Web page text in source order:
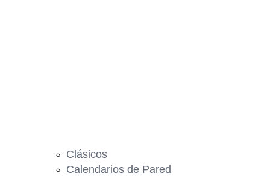
Clásicos
Calendarios de Pared